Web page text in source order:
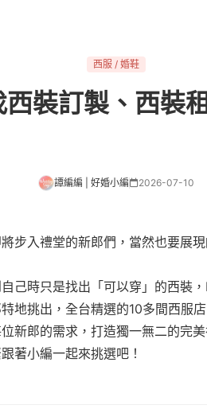
⻄服 / 婚鞋
裝訂製、西裝
譚編編 | 好婚小編 2026-07-10
步入禮堂的新郎們，當然也要展現
己時只是找出「可以穿」的西裝
地挑出，全台精選的10多間西服
新郎的需求，打造獨一無二的完
著小編一起來挑選吧！